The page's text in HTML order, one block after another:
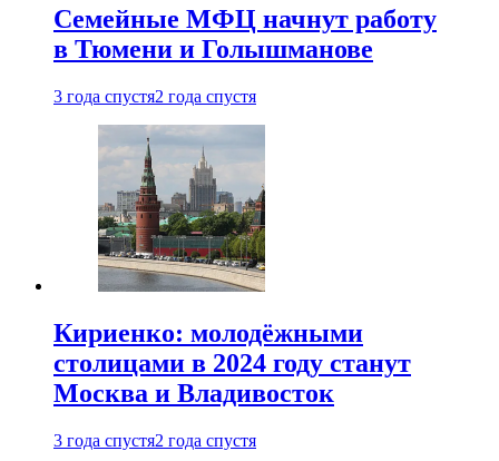
Семейные МФЦ начнут работу
в Тюмени и Голышманове
3 года спустя2 года спустя
Кириенко: молодёжными
столицами в 2024 году станут
Москва и Владивосток
3 года спустя2 года спустя